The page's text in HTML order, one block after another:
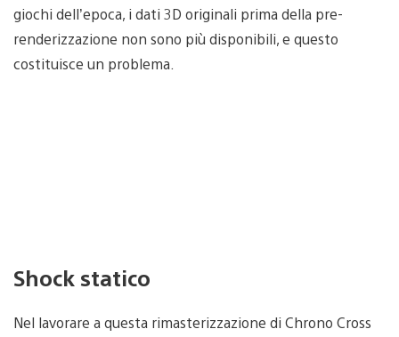
giochi dell’epoca, i dati 3D originali prima della pre-
renderizzazione non sono più disponibili, e questo
costituisce un problema.
Shock statico
Nel lavorare a questa rimasterizzazione di Chrono Cross